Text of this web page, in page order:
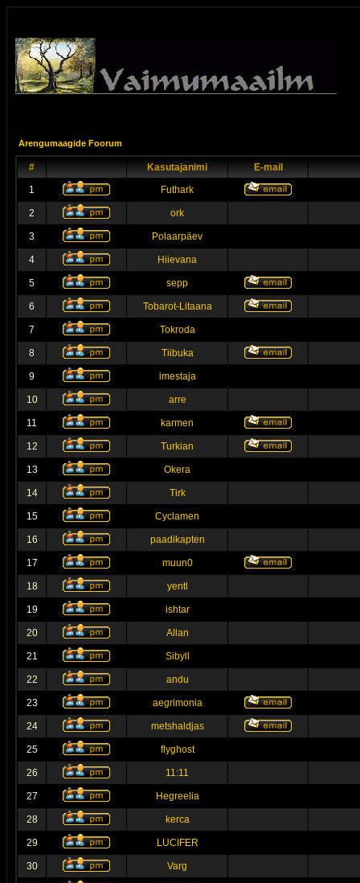
Arengumaagide Foorum
# Kasutajanimi
E-mail
1
Futhark
2 ork
3 Polaarpäev
4 Hiievana
5 sepp
6 Tobarot-Litaana
7 Tokroda
8 Tiibuka
9 imestaja
10 arre
11 karmen
12 Turkian
13 Okera
14 Tirk
15 Cyclamen
16 paadikapten
17 muun0
18 yentl
19 ishtar
20 Allan
21 Sibyll
22 andu
23 aegrimonia
24 metshaldjas
25 flyghost
26 11:11
27 Hegreelia
28 kerca
29 LUCIFER
30 Varg